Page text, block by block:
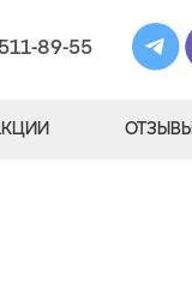
89-55
ОТЗЫВЫ